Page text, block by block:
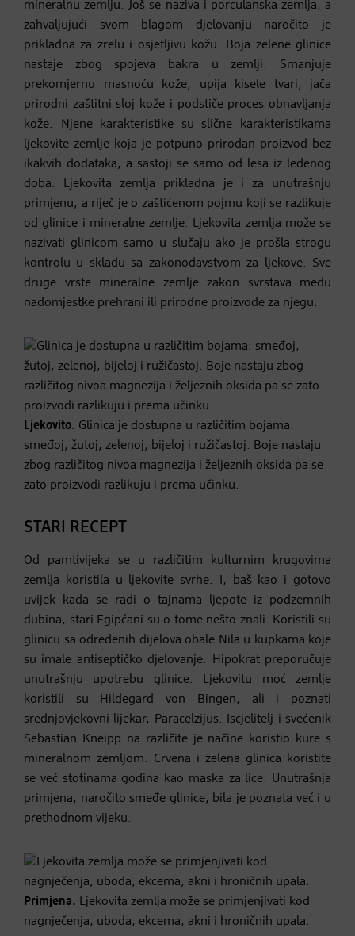
mineralnu zemlju. Još se naziva i porculanska zemlja, a
zahvaljujući svom blagom djelovanju naročito je
prikladna za zrelu i osjetljivu kožu. Boja zelene glinice
nastaje zbog spojeva bakra u zemlji. Smanjuje
prekomjernu masnoću kože, upija kisele tvari, jača
prirodni zaštitni sloj kože i podstiče proces obnavljanja
kože. Njene karakteristike su slične karakteristikama
ljekovite zemlje koja je potpuno prirodan proizvod bez
ikakvih dodataka, a sastoji se samo od lesa iz ledenog
doba. Ljekovita zemlja prikladna je i za unutrašnju
primjenu, a riječ je o zaštićenom pojmu koji se razlikuje
od glinice i mineralne zemlje. Ljekovita zemlja može se
nazivati glinicom samo u slučaju ako je prošla strogu
kontrolu u skladu sa zakonodavstvom za ljekove. Sve
druge vrste mineralne zemlje zakon svrstava među
nadomjestke prehrani ili prirodne proizvode za njegu.
Ljekovito. Glinica je dostupna u različitim bojama:
smeđoj, žutoj, zelenoj, bijeloj i ružičastoj. Boje nastaju
zbog različitog nivoa magnezija i željeznih oksida pa se
zato proizvodi razlikuju i prema učinku.
STARI RECEPT
Od pamtivijeka se u različitim kulturnim krugovima
zemlja koristila u ljekovite svrhe. I, baš kao i gotovo
uvijek kada se radi o tajnama ljepote iz podzemnih
dubina, stari Egipćani su o tome nešto znali. Koristili su
glinicu sa određenih dijelova obale Nila u kupkama koje
su imale antiseptičko djelovanje. Hipokrat preporučuje
unutrašnju upotrebu glinice. Ljekovitu moć zemlje
koristili su Hildegard von Bingen, ali i poznati
srednjovjekovni lijekar, Paracelzijus. Iscjelitelj i svećenik
Sebastian Kneipp na različite je načine koristio kure s
mineralnom zemljom. Crvena i zelena glinica koristite
se već stotinama godina kao maska za lice. Unutrašnja
primjena, naročito smeđe glinice, bila je poznata već i u
prethodnom vijeku.
Primjena. Ljekovita zemlja može se primjenjivati kod
nagnječenja, uboda, ekcema, akni i hroničnih upala.